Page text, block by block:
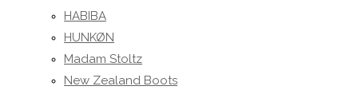
HABIBA
HUNKØN
Madam Stoltz
New Zealand Boots